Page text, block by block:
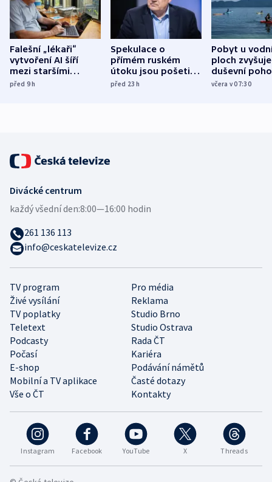
Falešní „lékaři“
vytvoření AI šíří
mezi staršími
Poláky nebezpečné
před 9h
Spekulace o
přímém ruském
útoku jsou pošetilé,
míní estonský
před 23h
Pobyt u
ploch zvyšuje
duševní
ukázala
včera v 07:30
Instagram Facebook YouTube X Threads
TV program
Pro média
Živé vysílání
Reklama
TV poplatky
Studio Brno
Teletext
Studio Ostrava
Podcasty
Rada ČT
Počasí
Kariéra
E-shop
Podávání námětů
Mobilní a TV aplikace
Časté dotazy
Vše o ČT
Kontakty
Divácké centrum
každý všední den:8:00—16:00 hodin
261 136 113
info@ceskatelevize.cz